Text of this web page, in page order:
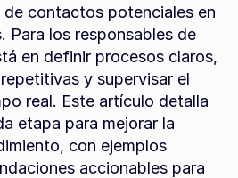
de contactos potenciales en
Para los responsables de
en definir procesos claros,
y supervisar el
real. Este artículo detalla
etapa para mejorar la
con ejemplos
accionables para